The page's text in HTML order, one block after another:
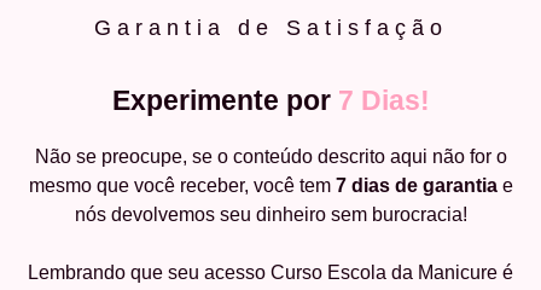
Garantia de Satisfação
Experimente por 7 Dias!
Não se preocupe, se o conteúdo descrito aqui não for o
mesmo que você receber, você tem 7 dias de garantiae
nós devolvemos seu dinheiro sem burocracia!
Lembrando que seu acesso Curso Escola da Manicure é